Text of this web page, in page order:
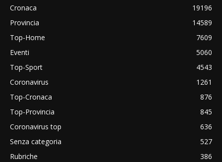
Cronaca
19196
Provincia
14589
Top-Home
7609
Eventi
5060
Top-Sport
4543
Coronavirus
1261
Top-Cronaca
876
Top-Provincia
845
Coronavirus top
636
Senza categoria
527
Rubriche
386